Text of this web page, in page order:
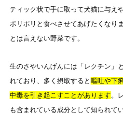
ティック状で手に取って犬猫に与え
ポリポリと食べさせてあげたくなり
とは言えない野菜です。
生のさやいんげんには「レクチン」
れており、多く摂取すると嘔吐や下
中毒を引き起こすことがあります。
も含まれている成分として知られてい